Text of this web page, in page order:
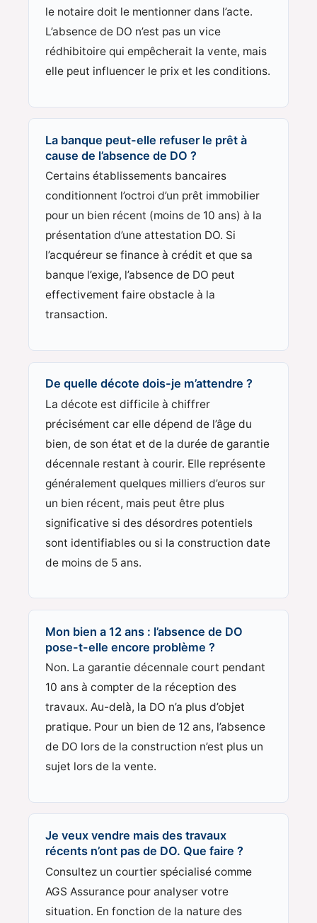
le notaire doit le mentionner dans l’acte.
L’absence de DO n’est pas un vice
rédhibitoire qui empêcherait la vente, mais
elle peut influencer le prix et les conditions.
La banque peut-elle refuser le prêt à
cause de l’absence de DO ?
Certains établissements bancaires
conditionnent l’octroi d’un prêt immobilier
pour un bien récent (moins de 10 ans) à la
présentation d’une attestation DO. Si
l’acquéreur se finance à crédit et que sa
banque l’exige, l’absence de DO peut
effectivement faire obstacle à la
transaction.
De quelle décote dois-je m’attendre ?
La décote est difficile à chiffrer
précisément car elle dépend de l’âge du
bien, de son état et de la durée de garantie
décennale restant à courir. Elle représente
généralement quelques milliers d’euros sur
un bien récent, mais peut être plus
significative si des désordres potentiels
sont identifiables ou si la construction date
de moins de 5 ans.
Mon bien a 12 ans : l’absence de DO
pose-t-elle encore problème ?
Non. La garantie décennale court pendant
10 ans à compter de la réception des
travaux. Au-delà, la DO n’a plus d’objet
pratique. Pour un bien de 12 ans, l’absence
de DO lors de la construction n’est plus un
sujet lors de la vente.
Je veux vendre mais des travaux
récents n’ont pas de DO. Que faire ?
Consultez un courtier spécialisé comme
AGS Assurance pour analyser votre
situation. En fonction de la nature des